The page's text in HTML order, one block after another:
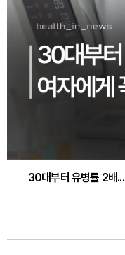
30대부터 유병률 2배